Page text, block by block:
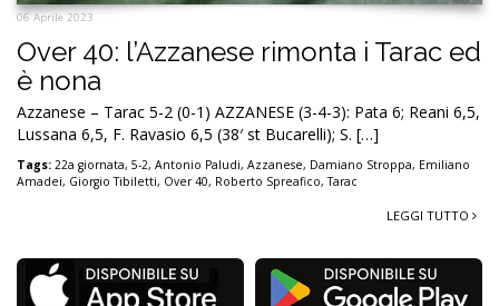
06 Aprile 2023
Over 40: l’Azzanese rimonta i Tarac ed
è nona
Azzanese – Tarac 5-2 (0-1) AZZANESE (3-4-3): Pata 6; Reani 6,5,
Lussana 6,5, F. Ravasio 6,5 (38′ st Bucarelli); S. […]
Tags: 22a giornata, 5-2, Antonio Paludi, Azzanese, Damiano Stroppa, Emiliano
Amadei, Giorgio Tibiletti, Over 40, Roberto Spreafico,Tarac
LEGGI TUTTO